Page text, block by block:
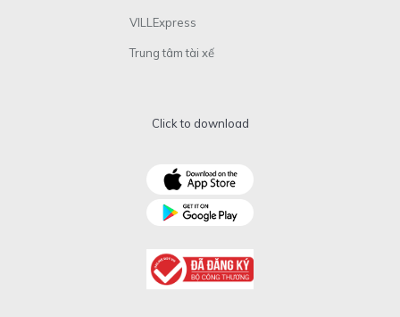
VILLExpress
Trung tâm tài xế
Click to download